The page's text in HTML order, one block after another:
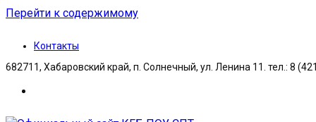
Перейти к содержимому
Контакты
682711, Хабаровский край, п. Солнечный, ул. Ленина 11. тел.: 8